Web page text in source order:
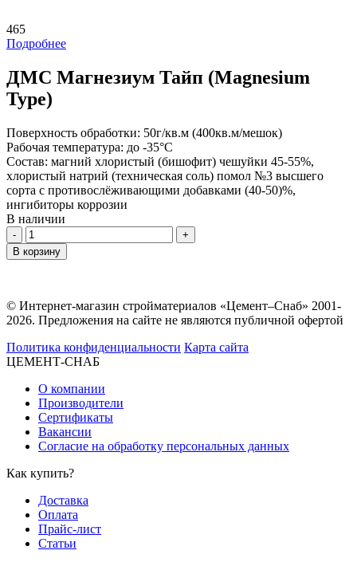
465
Подробнее
ДМС Магнезиум Тайп (Magnesium
Type)
Поверхность обработки: 50г/кв.м (400кв.м/мешок)
Рабочая температура: до -35°С
Состав: магний хлористый (бишофит) чешуйки 45-55%,
хлористый натрий (техническая соль) помол №3 высшего
сорта с противослёживающими добавками (40-50)%,
ингибиторы коррозии
В наличии
Количество
В корзину
© Интернет-магазин стройматериалов «Цемент–Снаб» 2001-
2026. Предложения на сайте не являются публичной офертой
Политика конфиденциальности Карта сайта
ЦЕМЕНТ-СНАБ
О компании
Производители
Сертификаты
Вакансии
Согласие на обработку персональных данных
Как купить?
Доставка
Оплата
Прайс-лист
Статьи